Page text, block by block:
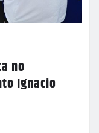
no
Ignacio